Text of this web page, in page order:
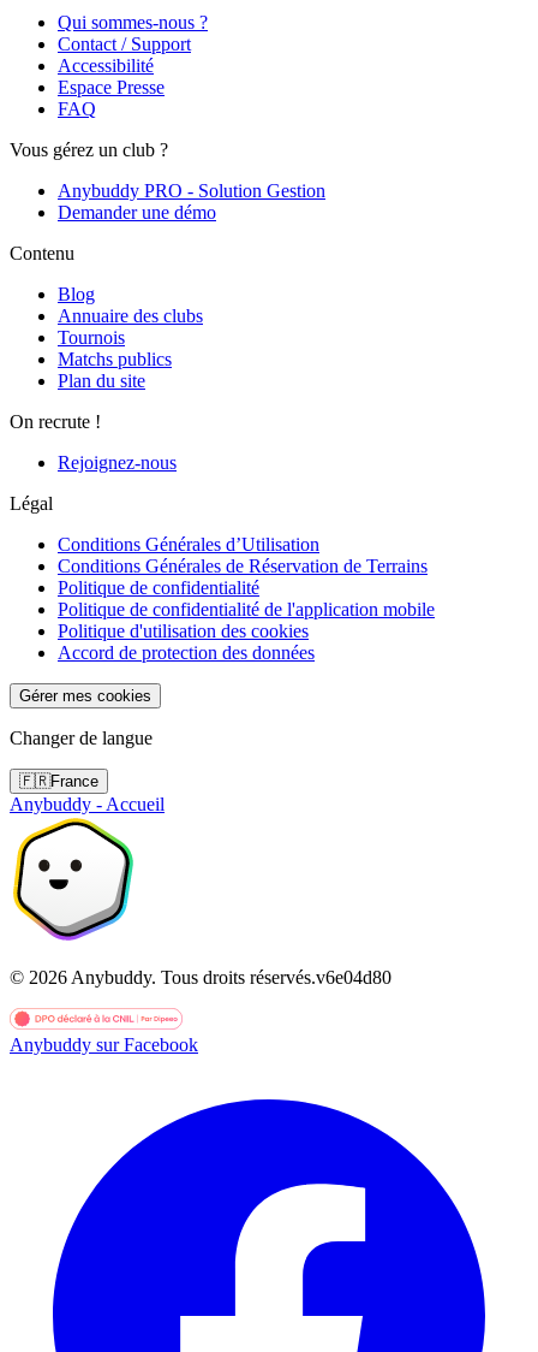
Qui sommes-nous ?
Contact / Support
Accessibilité
Espace Presse
FAQ
Vous gérez un club ?
Anybuddy PRO - Solution Gestion
Demander une démo
Contenu
Blog
Annuaire des clubs
Tournois
Matchs publics
Plan du site
On recrute !
Rejoignez-nous
Légal
Conditions Générales d’Utilisation
Conditions Générales de Réservation de Terrains
Politique de confidentialité
Politique de confidentialité de l'application mobile
Politique d'utilisation des cookies
Accord de protection des données
Gérer mes cookies
Changer de langue
🇫🇷France
Anybuddy - Accueil
© 2026 Anybuddy. Tous droits réservés.v6e04d80
Anybuddy sur Facebook